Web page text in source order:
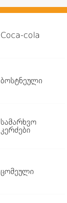
Coca-cola
ბოსტნეული
სამარხვო
კერძები
ცომეული